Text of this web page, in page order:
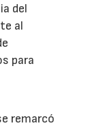
del
al
para
remarcó